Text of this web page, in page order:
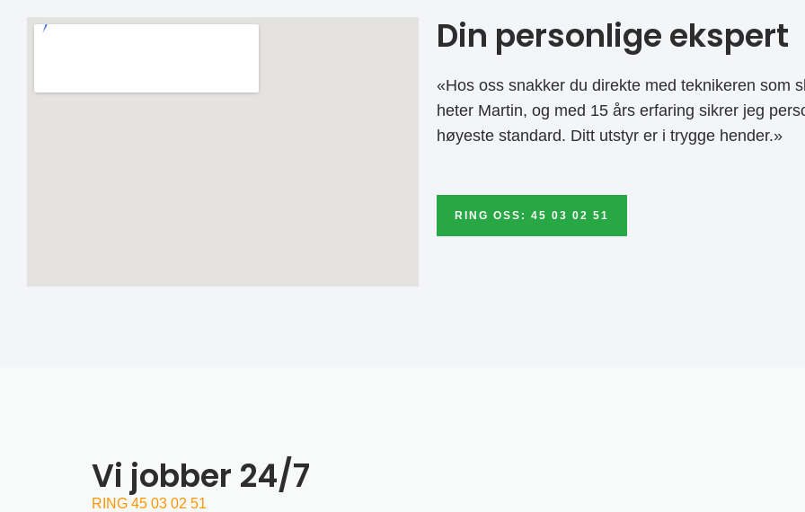
Din personlige ekspert
«Hos oss snakker du direkte med teknikeren som
heter Martin, og med 15 års erfaring sikrer jeg
høyeste standard. Ditt utstyr er i trygge hender.»
RING OSS: 45 03 02 51
Vi jobber 24/7
RING 45 03 02 51